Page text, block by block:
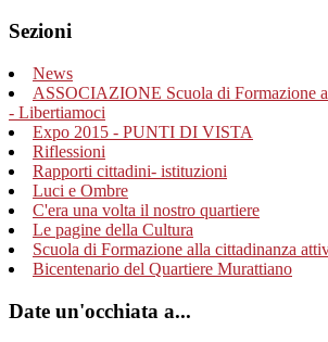
Sezioni
News
ASSOCIAZIONE Scuola di Formazione
- Libertiamoci
Expo 2015 - PUNTI DI VISTA
Riflessioni
Rapporti cittadini- istituzioni
Luci e Ombre
C'era una volta il nostro quartiere
Le pagine della Cultura
Scuola di Formazione alla cittadinanza
Bicentenario del Quartiere Murattiano
Date un'occhiata a...